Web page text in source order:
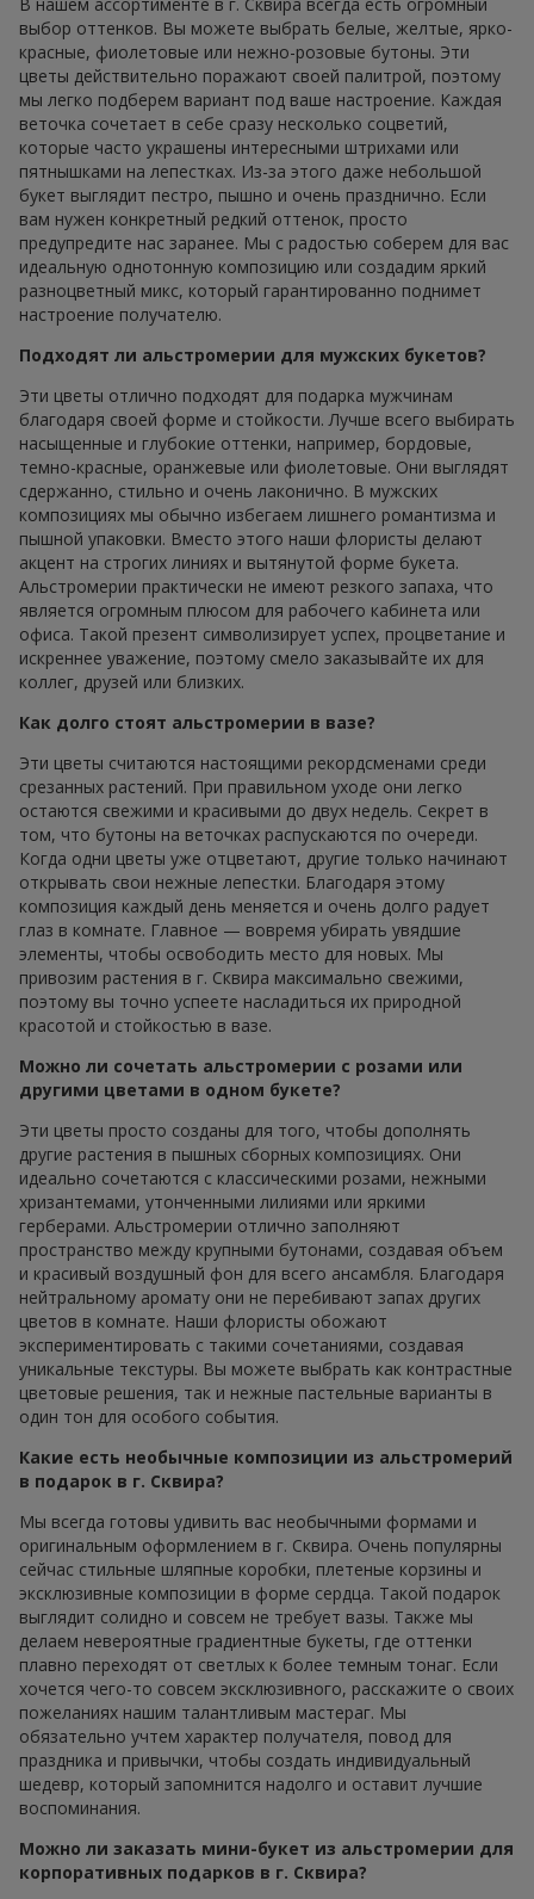
выбор оттенков. Вы можете выбрать белые, желтые, ярко-
красные, фиолетовые или нежно-розовые бутоны. Эти
цветы действительно поражают своей палитрой, поэтому
мы легко подберем вариант под ваше настроение. Каждая
веточка сочетает в себе сразу несколько соцветий,
которые часто украшены интересными штрихами или
пятнышками на лепестках. Из-за этого даже небольшой
букет выглядит пестро, пышно и очень празднично. Если
вам нужен конкретный редкий оттенок, просто
предупредите нас заранее. Мы с радостью соберем для вас
идеальную однотонную композицию или создадим яркий
разноцветный микс, который гарантированно поднимет
настроение получателю.
Подходят ли альстромерии для мужских букетов?
Эти цветы отлично подходят для подарка мужчинам
благодаря своей форме и стойкости. Лучше всего выбирать
насыщенные и глубокие оттенки, например, бордовые,
темно-красные, оранжевые или фиолетовые. Они выглядят
сдержанно, стильно и очень лаконично. В мужских
композициях мы обычно избегаем лишнего романтизма и
пышной упаковки. Вместо этого наши флористы делают
акцент на строгих линиях и вытянутой форме букета.
Альстромерии практически не имеют резкого запаха, что
является огромным плюсом для рабочего кабинета или
офиса. Такой презент символизирует успех, процветание и
искреннее уважение, поэтому смело заказывайте их для
коллег, друзей или близких.
Как долго стоят альстромерии в вазе?
Эти цветы считаются настоящими рекордсменами среди
срезанных растений. При правильном уходе они легко
остаются свежими и красивыми до двух недель. Секрет в
том, что бутоны на веточках распускаются по очереди.
Когда одни цветы уже отцветают, другие только начинают
открывать свои нежные лепестки. Благодаря этому
композиция каждый день меняется и очень долго радует
глаз в комнате. Главное — вовремя убирать увядшие
элементы, чтобы освободить место для новых. Мы
привозим растения в г. Сквира максимально свежими,
поэтому вы точно успеете насладиться их природной
красотой и стойкостью в вазе.
Можно ли сочетать альстромерии с розами или
другими цветами в одном букете?
Эти цветы просто созданы для того, чтобы дополнять
другие растения в пышных сборных композициях. Они
идеально сочетаются с классическими розами, нежными
хризантемами, утонченными лилиями или яркими
герберами. Альстромерии отлично заполняют
пространство между крупными бутонами, создавая объем
и красивый воздушный фон для всего ансамбля. Благодаря
нейтральному аромату они не перебивают запах других
цветов в комнате. Наши флористы обожают
экспериментировать с такими сочетаниями, создавая
уникальные текстуры. Вы можете выбрать как контрастные
цветовые решения, так и нежные пастельные варианты в
один тон для особого события.
Какие есть необычные композиции из альстромерий
в подарок в г. Сквира?
Мы всегда готовы удивить вас необычными формами и
оригинальным оформлением в г. Сквира. Очень популярны
сейчас стильные шляпные коробки, плетеные корзины и
эксклюзивные композиции в форме сердца. Такой подарок
выглядит солидно и совсем не требует вазы. Также мы
делаем невероятные градиентные букеты, где оттенки
плавно переходят от светлых к более темным тонаг. Если
хочется чего-то совсем эксклюзивного, расскажите о своих
пожеланиях нашим талантливым мастераг. Мы
обязательно учтем характер получателя, повод для
праздника и привычки, чтобы создать индивидуальный
шедевр, который запомнится надолго и оставит лучшие
воспоминания.
Можно ли заказать мини-букет из альстромерии для
корпоративных подарков в г. Сквира?